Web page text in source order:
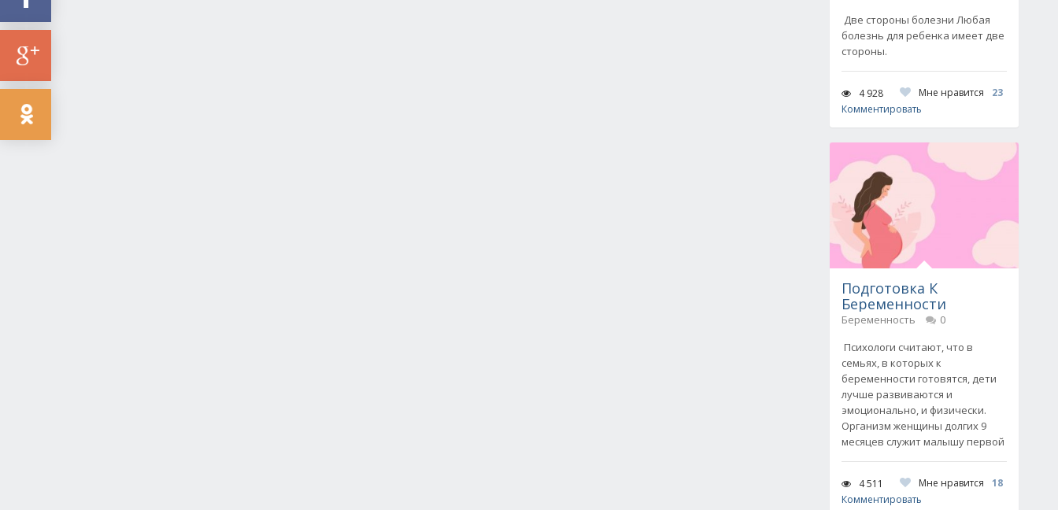
Две стороны болезни Любая
болезнь для ребенка имеет две
стороны.
4 928 Мне нравится
23
Комментировать
Подготовка К
Беременности
Беременность
0
Психологи считают, что в
семьях, в которых к
беременности готовятся, дети
лучше развиваются и
эмоционально, и физически.
Организм женщины долгих 9
месяцев служит малышу первой
4 511 Мне нравится
18
Комментировать